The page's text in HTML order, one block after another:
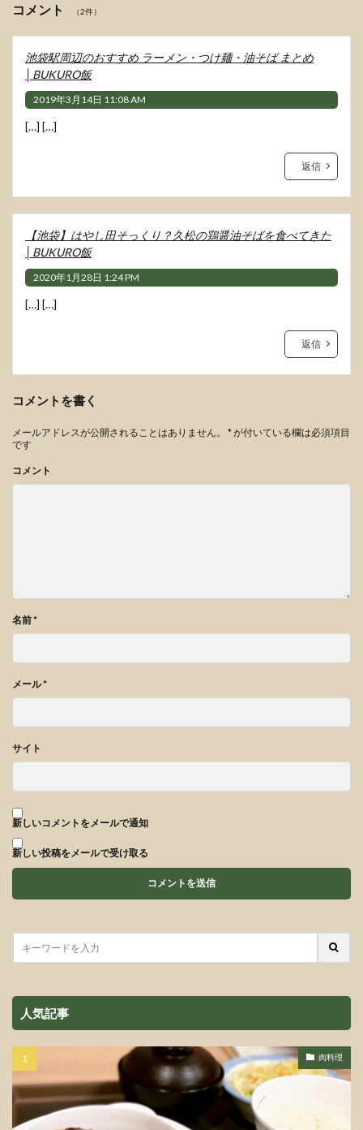
コメント （2件）
池袋駅周辺のおすすめ ラーメン・つけ麺・油そば まとめ
│BUKURO飯
2019年3月14日 11:08 AM
[…] […]
返信
【池袋】はやし田そっくり？久松の鶏醤油そばを食べてきた
│BUKURO飯
2020年1月28日 1:24 PM
[…] […]
返信
コメントを書く
メールアドレスが公開されることはありません。 *が付いている欄は必須項目
です
コメント
名前*
メール*
サイト
新しいコメントをメールで通知
新しい投稿をメールで受け取る
人気記事
肉料理